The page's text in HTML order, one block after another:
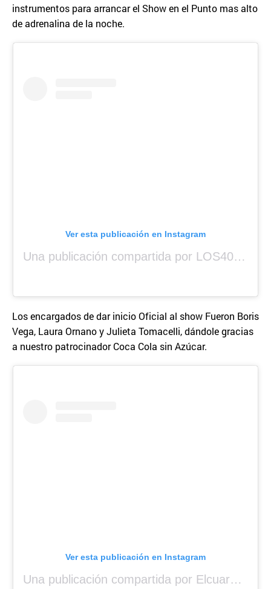
instrumentos para arrancar el Show en el Punto mas alto
de adrenalina de la noche.
Ver esta publicación en Instagram
Una publicación compartida por LOS40 Panamá (@los40panama)
Los encargados de dar inicio Oficial al show Fueron Boris
Vega, Laura Ornano y Julieta Tomacelli, dándole gracias
a nuestro patrocinador Coca Cola sin Azúcar.
Ver esta publicación en Instagram
Una publicación compartida por Elcuara (@elcuara.25)